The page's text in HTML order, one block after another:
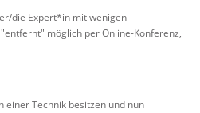
die Expert*in mit wenigen
möglich per Online-Konferenz,
einer Technik besitzen und nun